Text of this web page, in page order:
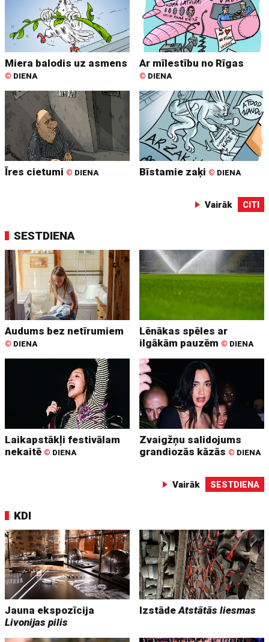
Miera balodis uz asmens
© DIENA
Ar mīlestību no Rīgas
© DIENA
Īres cietumi © DIENA Bīstamie zaķi © DIENA
Vairāk CITI
SESTDIENA
Audums bez netīrumiem
© DIENA
Lēnākas spēles ar
ilgākām pauzēm © DIENA
Laikapstākļi festivālam
nekaitē © DIENA
Zvaigžņu salidojums
grandiozās kāzās © DIENA
Vairāk SESTDIENA
KDI
Jauna ekspozīcija
Livonijas pilis
IzstādeAtstātās liesmas